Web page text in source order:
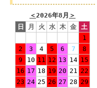
＜2026年8月 ＞
日
月 火 水 木 金 土
1
2
3 4 5 6 7
8
9
10 11 12 13 14 15
16 17 18 19 20 21 22
23 24 25 26 27 28 29